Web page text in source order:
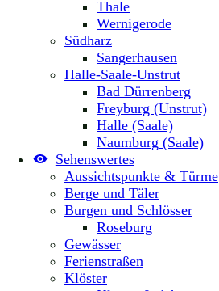
Thale
Wernigerode
Südharz
Sangerhausen
Halle-Saale-Unstrut
Bad Dürrenberg
Freyburg (Unstrut)
Halle (Saale)
Naumburg (Saale)
Sehenswertes
Aussichtspunkte & Türme
Berge und Täler
Burgen und Schlösser
Roseburg
Gewässer
Ferienstraßen
Klöster